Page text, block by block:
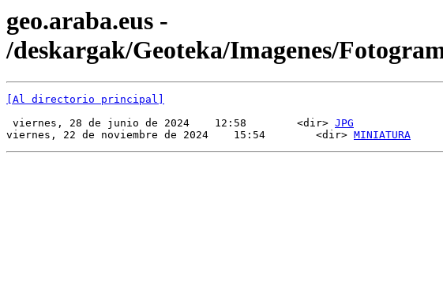
geo.araba.eus -
/deskargak/Geoteka/Imagenes/
[Al directorio principal]
viernes, 28 de junio de 2024    12:58        <dir> JPG
viernes, 22 de noviembre de 2024    15:54        <dir> MINIATURA